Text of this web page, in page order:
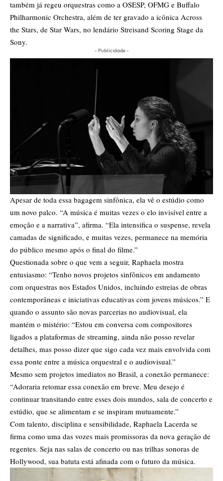
também já regeu orquestras como a OSESP, OFMG e Buffalo
Philharmonic Orchestra, além de ter gravado a icônica Across
the Stars, de Star Wars, no lendário Streisand Scoring Stage da
Sony.
- Publicidade -
Apesar de toda essa bagagem sinfônica, ela vê o estúdio como
um novo palco. “A música é muitas vezes o elo invisível entre a
emoção e a narrativa”, afirma. “Ela intensifica o suspense, revela
camadas de significado, e muitas vezes, permanece na memória
do público mesmo após o final do filme.”
Questionada sobre o que vem a seguir, Raphaela mostra
entusiasmo: “Tenho novos projetos sinfônicos em andamento
com orquestras nos Estados Unidos, incluindo estreias de obras
contemporâneas e iniciativas educativas com jovens músicos.” E
quando o assunto são novas parcerias no audiovisual, ela
mantém o mistério: “Estou em conversa com compositores
ligados a plataformas de streaming, ainda não posso revelar
detalhes, mas posso dizer que sigo cada vez mais envolvida com
essa ponte entre a música orquestral e o audiovisual.”
Mesmo sem projetos imediatos no Brasil, a conexão permanece:
“Adoraria retomar essa conexão em breve. Meu desejo é
continuar transitando entre esses dois mundos, sala de concerto e
estúdio, que se alimentam e se inspiram mutuamente.”
Com talento, disciplina e sensibilidade, Raphaela Lacerda se
firma como uma das vozes mais promissoras da nova geração de
regentes. Seja nas salas de concerto ou nas trilhas sonoras de
Hollywood, sua batuta está afinada com o futuro da música.